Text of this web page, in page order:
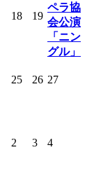
18 19
ペラ協
会公演
「ニン
グル」
25 26 27
2 3 4